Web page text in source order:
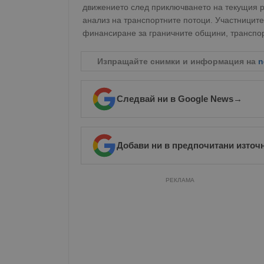
движението след приключването на
анализ на транспортните потоци.
финансиране за граничните общини,
Изпращайте снимки и информация на
Следвай ни в Google News→
Добави ни в предпочитани
РЕКЛАМА
Име